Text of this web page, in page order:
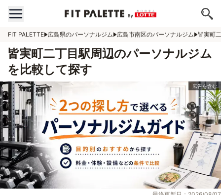
FIT PALETTE 広島県のパーソナルジム 広島市南区のパーソナルジム 皆実町
皆実町二丁目駅周辺のパーソナルジム
を比較して探す